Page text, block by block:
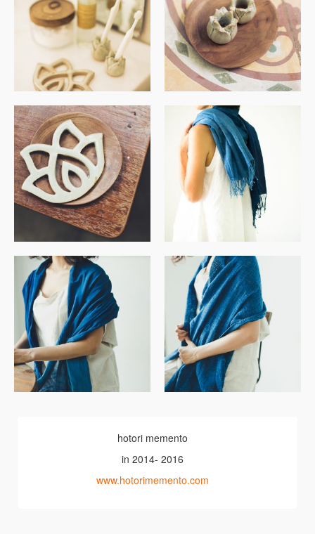
hotori memento
in 2014- 2016
www.hotorimemento.com